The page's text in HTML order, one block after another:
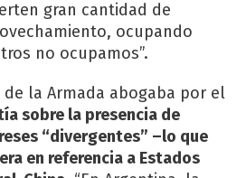
gran cantidad de
ocupando
no ocupamos”.
la Armada abogaba por el
sobre la presencia de
“divergentes” –lo que
en referencia a Estados